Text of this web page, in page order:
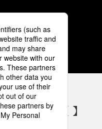
4 5
SNSアカウント